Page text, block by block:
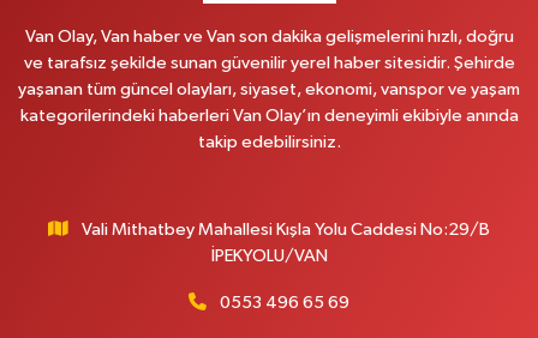
0 (432) 217 11 10 Yol Tarifi Al
Akdağ Eczanesi
SÜPHAN MAH.İPEKYOLU CAD.NO:283G BAHÇEŞEHİR KOLEJİ KARŞISI-
SERHAT MAHALLESİ CUMHURİYET BULVARI VAN AVM YANI NO:137
Van Olay, Van haber ve Van son dakika gelişmelerini hızlı, doğru
ve tarafsız şekilde sunan güvenilir yerel haber sitesidir. Şehirde
yaşanan tüm güncel olayları, siyaset, ekonomi, vanspor ve yaşam
kategorilerindeki haberleri Van Olay’ın deneyimli ekibiyle anında
takip edebilirsiniz.
Vali Mithatbey Mahallesi Kışla Yolu Caddesi No:29/B
İPEKYOLU/VAN
0553 496 65 69